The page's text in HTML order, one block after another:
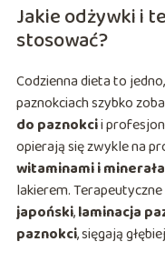
Jakie odżywki i
stosować?
Codzienna dieta to
paznokciach szybko
do paznokcii
opierają się zwykle na
witaminami i
lakierem.
japoński,laminacja
paznokci, sięgają